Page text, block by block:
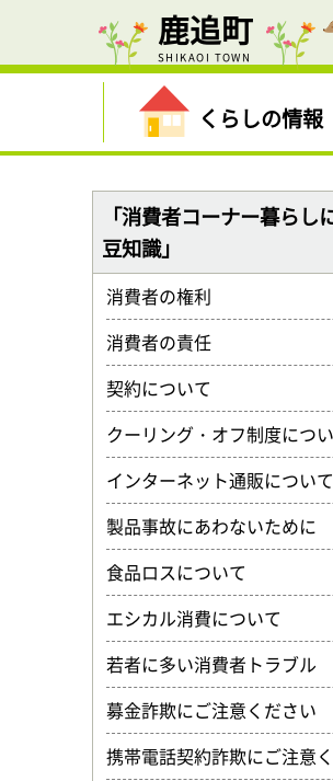
鹿追町
SHIKAOI TOWN
くらしの情報
「消費者コーナー暮らし
豆知識」
消費者の権利
消費者の責任
契約について
クーリング・オフ制度につ
インターネット通販について
製品事故にあわないために
食品ロスについて
エシカル消費について
若者に多い消費者トラブル
募金詐欺にご注意ください
携帯電話契約詐欺にご注意